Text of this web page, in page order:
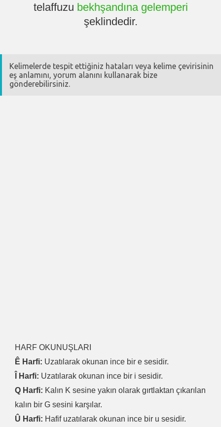
telaffuzu bekhşandına gelemperi
şeklindedir.
Kelimelerde tespit ettiğiniz hataları veya kelime çevirisinin
eş anlamını, yorum alanını kullanarak bize
gönderebilirsiniz.
HARF OKUNUŞLARI
Ê Harfi: Uzatılarak okunan ince bir e sesidir.
Î Harfi: Uzatılarak okunan ince bir i sesidir.
Q Harfi: Kalın K sesine yakın olarak gırtlaktan çıkarılan
kalın bir G sesini karşılar.
Û Harfi: Hafif uzatılarak okunan ince bir u sesidir.